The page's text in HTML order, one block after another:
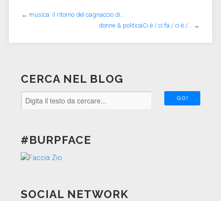
← musica: il ritorno del cagnaccio di…
donne & politicaCi è / ci fa / ci è /… →
CERCA NEL BLOG
#BURPFACE
SOCIAL NETWORK